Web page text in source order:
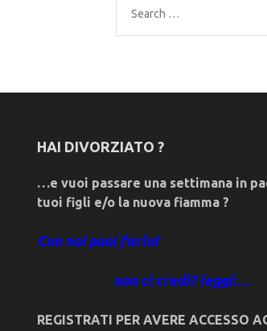
Search
for:
HAI DIVORZIATO ?
…e vuoi passare una settimana in
tuoi figli e/o la nuova fiamma ?
Con noi puoi farlo!
non ci credi? leggi:…
REGISTRATI PER AVERE ACCESSO